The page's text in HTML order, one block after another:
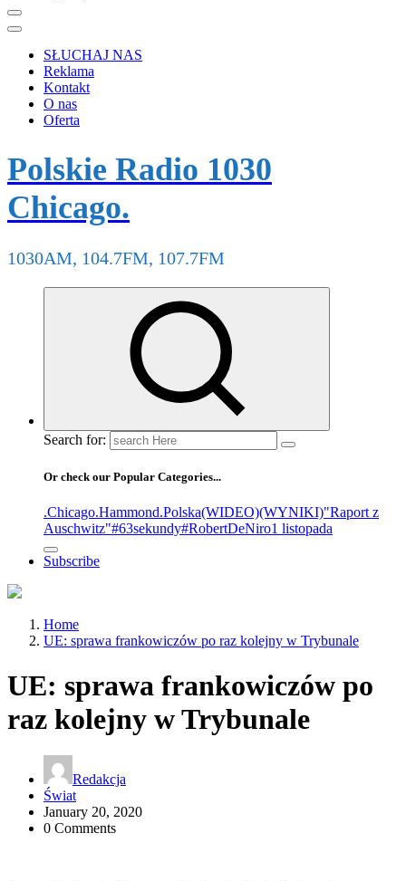
SŁUCHAJ NAS
Reklama
Kontakt
O nas
Oferta
Polskie Radio 1030
Chicago.
1030AM, 104.7FM, 107.7FM
Search for:
Or check our Popular Categories...
.Chicago.Hammond.Polska(WIDEO)(WYNIKI)"Raport z
Auschwitz"#63sekundy#RobertDeNiro1 listopada
Subscribe
Home
UE: sprawa frankowiczów po raz kolejny w Trybunale
UE: sprawa frankowiczów po
raz kolejny w Trybunale
Redakcja
Świat
January 20, 2020
0 Comments